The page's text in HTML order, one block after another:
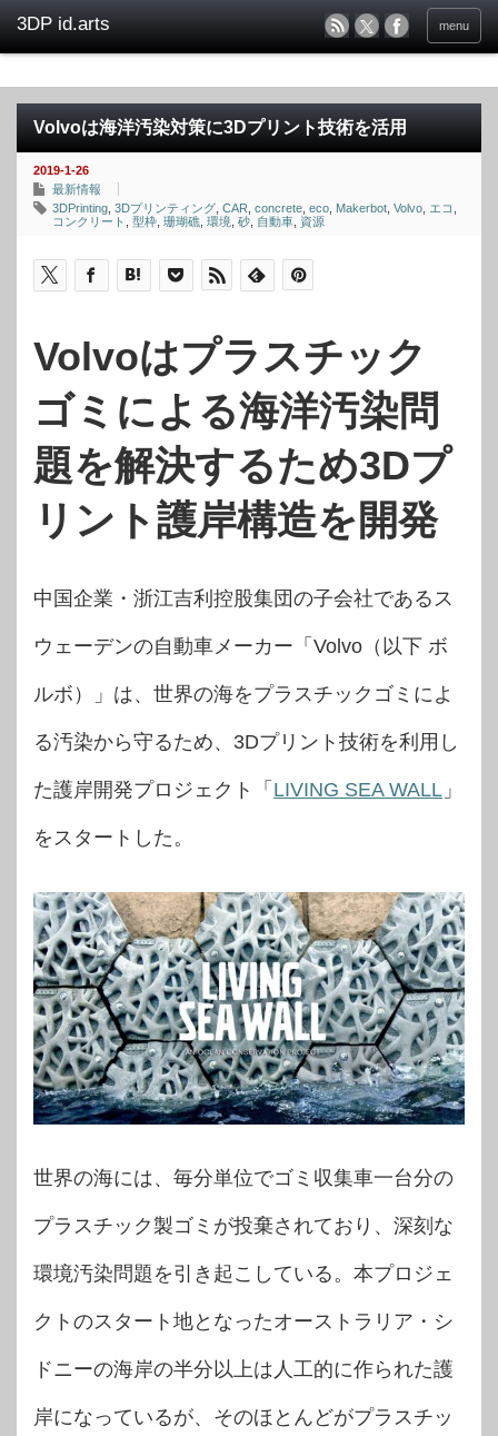
menu
Volvoは海洋汚染対策に3Dプリント技術を活用
2019-1-26
最新情報
3DPrinting 3Dプリンティング CAR concrete eco Makerbot Volvo エコ
コンクリート
型枠 珊瑚礁 環境 砂 自動車 資源
Volvoはプラスチック
ゴミによる海洋汚染問
題を解決するため3Dプ
リント護岸構造を開発
中国企業・浙江吉利控股集団の子会社であるス
ウェーデンの自動車メーカー「Volvo（以下 ボ
ルボ）」は、世界の海をプラスチックゴミによ
る汚染から守るため、3Dプリント技術を利用し
た護岸開発プロジェクト「 LIVING SEA WALL 」
をスタートした。
世界の海には、毎分単位でゴミ収集車一台分の
プラスチック製ゴミが投棄されており、深刻な
環境汚染問題を引き起こしている。本プロジェ
クトのスタート地となったオーストラリア・シ
ドニーの海岸の半分以上は人工的に作られた護
岸になっているが、そのほとんどがプラスチッ